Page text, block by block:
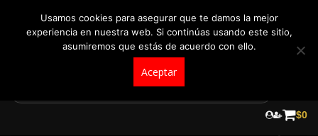
$0
Usamos cookies para asegurar que te damos la mejor
experiencia en nuestra web. Si continúas usando este sitio,
asumiremos que estás de acuerdo con ello.
Aceptar